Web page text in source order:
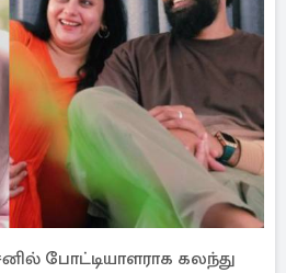
போட்டியாளராக கலந்து